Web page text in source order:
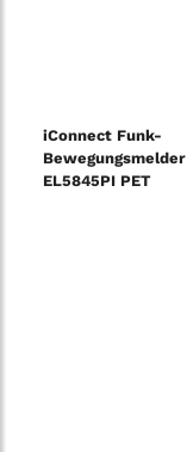
iConnect Funk-
Bewegungsmelder
EL5845PI PET